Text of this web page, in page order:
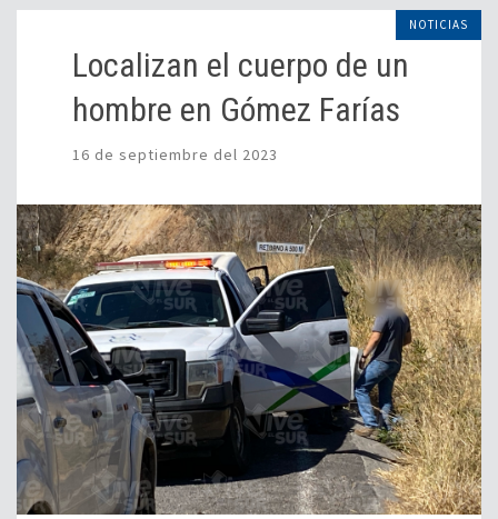
NOTICIAS
Localizan el cuerpo de un
hombre en Gómez Farías
16 de septiembre del 2023